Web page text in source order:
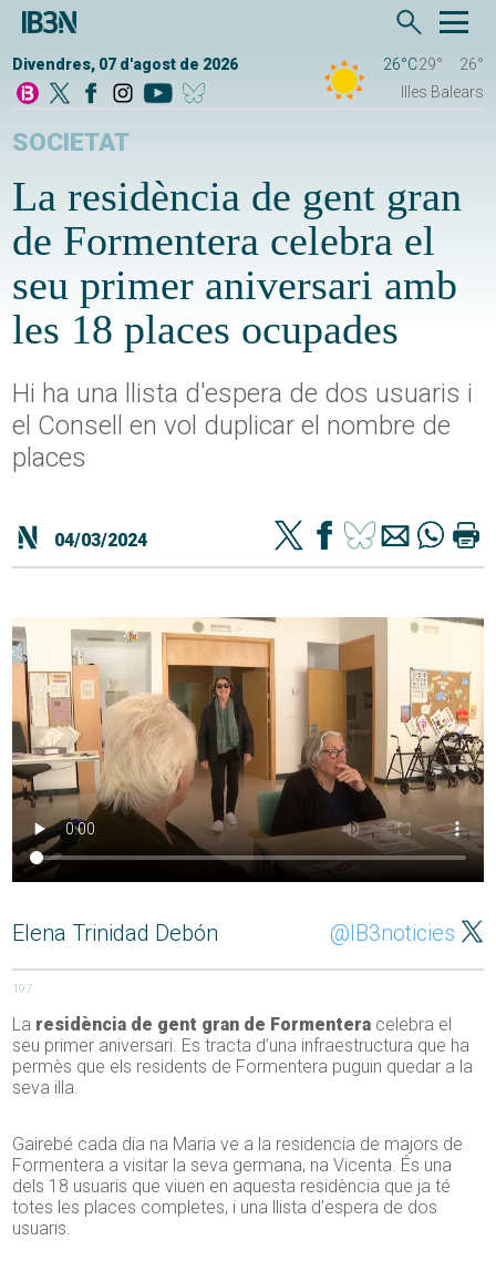
Divendres, 07 d'agost de 2026 26°C29°
26°
Illes Balears
SOCIETAT
La residència de gent gran
de Formentera celebra el
seu primer aniversari amb
les 18 places ocupades
Hi ha una llista d'espera de dos usuaris i
el Consell en vol duplicar el nombre de
places
04/03/2024
Elena Trinidad Debón @IB3noticies
197
La residència de gent gran de Formentera celebra el
seu primer aniversari. Es tracta d’una infraestructura que ha
permès que els residents de Formentera puguin quedar a la
seva illa.
Gairebé cada dia na Maria ve a la residencia de majors de
Formentera a visitar la seva germana, na Vicenta. És una
dels 18 usuaris que viuen en aquesta residència que ja té
totes les places completes, i una llista d’espera de dos
usuaris.